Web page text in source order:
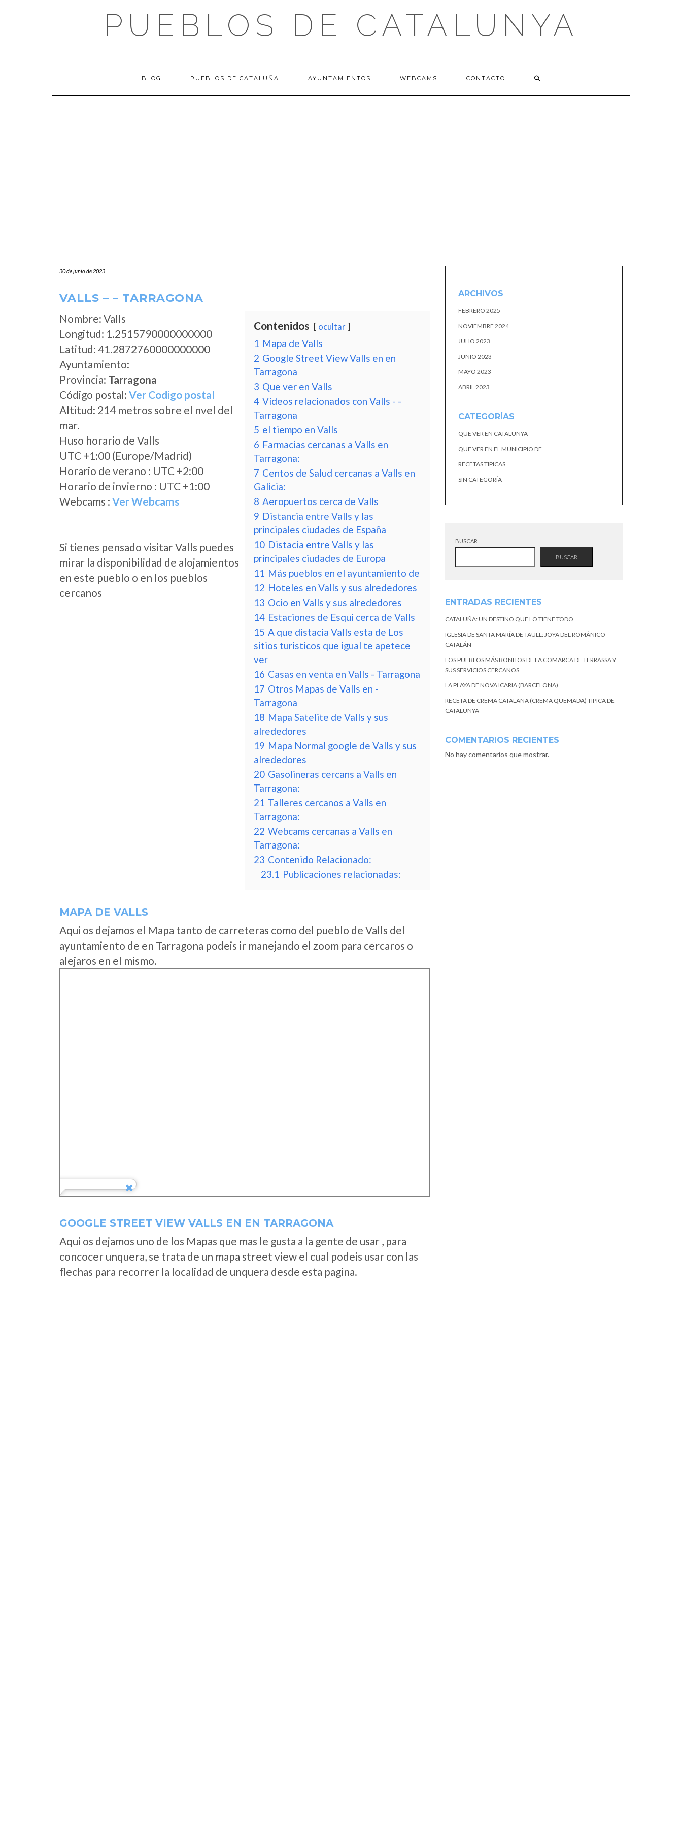
PUEBLOS DE CATALUNYA
BLOG PUEBLOS DE CATALUÑA AYUNTAMIENTOS WEBCAMS CONTACTO
30 de junio de 2023
VALLS – – TARRAGONA
Nombre: Valls
Longitud: 1.2515790000000000
Latitud: 41.2872760000000000
Ayuntamiento:
Provincia: Tarragona
Código postal: Ver Codigo postal
Altitud: 214 metros sobre el nvel del
mar.
Huso horario de Valls
UTC +1:00 (Europe/Madrid)
Horario de verano : UTC +2:00
Horario de invierno : UTC +1:00
Webcams : Ver Webcams
Si tienes pensado visitar Valls puedes
mirar la disponibilidad de alojamientos
en este pueblo o en los pueblos
cercanos
Contenidos ocultar
1 Mapa de Valls
2 Google Street View Valls en en
Tarragona
3 Que ver en Valls
4 Vídeos relacionados con Valls - -
Tarragona
5 el tiempo en Valls
6 Farmacias cercanas a Valls en
Tarragona:
7 Centos de Salud cercanas a Valls en
Galicia:
8 Aeropuertos cerca de Valls
9 Distancia entre Valls y las
principales ciudades de España
10 Distacia entre Valls y las
principales ciudades de Europa
11 Más pueblos en el ayuntamiento de
12 Hoteles en Valls y sus alrededores
13 Ocio en Valls y sus alrededores
14 Estaciones de Esqui cerca de Valls
15 A que distacia Valls esta de Los
sitios turisticos que igual te apetece
ver
16 Casas en venta en Valls - Tarragona
17 Otros Mapas de Valls en -
Tarragona
18 Mapa Satelite de Valls y sus
alrededores
19 Mapa Normal google de Valls y sus
alrededores
20 Gasolineras cercans a Valls en
Tarragona:
21 Talleres cercanos a Valls en
Tarragona:
22 Webcams cercanas a Valls en
Tarragona:
23 Contenido Relacionado:
23.1 Publicaciones relacionadas:
MAPA DE VALLS
Aqui os dejamos el Mapa tanto de carreteras como del pueblo de Valls del
ayuntamiento de en Tarragona podeis ir manejando el zoom para cercaros o
alejaros en el mismo.
GOOGLE STREET VIEW VALLS EN EN TARRAGONA
Aqui os dejamos uno de los Mapas que mas le gusta a la gente de usar , para
concocer unquera, se trata de un mapa street view el cual podeis usar con las
flechas para recorrer la localidad de unquera desde esta pagina.
ARCHIVOS
FEBRERO 2025
NOVIEMBRE 2024
JULIO 2023
JUNIO 2023
MAYO 2023
ABRIL 2023
CATEGORÍAS
QUE VER EN CATALUNYA
QUE VER EN EL MUNICIPIO DE
RECETAS TIPICAS
SIN CATEGORÍA
BUSCAR
BUSCAR
ENTRADAS RECIENTES
CATALUÑA: UN DESTINO QUE LO TIENE TODO
IGLESIA DE SANTA MARÍA DE TAÜLL: JOYA DEL ROMÁNICO
CATALÁN
LOS PUEBLOS MÁS BONITOS DE LA COMARCA DE TERRASSA Y
SUS SERVICIOS CERCANOS
LA PLAYA DE NOVA ICARIA (BARCELONA)
RECETA DE CREMA CATALANA (CREMA QUEMADA) TIPICA DE
CATALUNYA
COMENTARIOS RECIENTES
No hay comentarios que mostrar.